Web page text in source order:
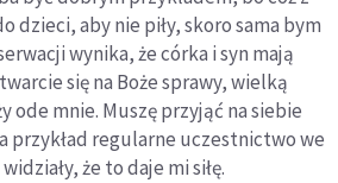
dzieci, aby nie piły, skoro sama bym
wynika, że córka i syn mają
się na Boże sprawy, wielką
ode mnie. Muszę przyjąć na siebie
przykład regularne uczestnictwo we
że to daje mi siłę.